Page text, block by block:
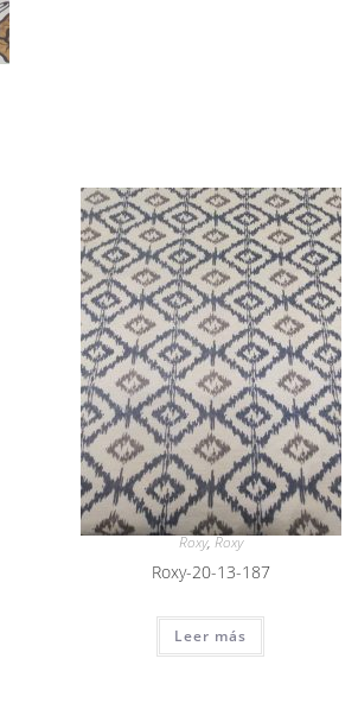
Roxy,Roxy
Roxy-20-13-187
Leer más